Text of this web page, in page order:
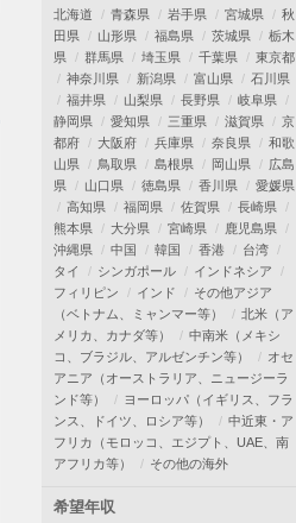
北海道 青森県 岩手県 宮城県
秋
田県
山形県 福島県 茨城県
栃木
県
群馬県 埼玉県 千葉県
東京都
神奈川県
新潟県 富山県
石川県
福井県
山梨県 長野県
岐阜県
静岡県
愛知県 三重県 滋賀県
京
都府
大阪府 兵庫県 奈良県
和歌
山県
鳥取県 島根県 岡山県
広島
県
山口県 徳島県 香川県
愛媛県
高知県
福岡県 佐賀県
長崎県
熊本県
大分県 宮崎県
鹿児島県
沖縄県
中国 韓国 香港
台湾
タイ
シンガポール
インドネシア
フィリピン
インド
その他アジア
（ベトナム、ミャンマー等）
北米（ア
メリカ、カナダ等）
中南米（メキシ
コ、ブラジル、アルゼンチン等）
オセ
アニア（オーストラリア、ニュージーラ
ンド等）
ヨーロッパ（イギリス、フラ
ンス、ドイツ、ロシア等）
中近東・ア
フリカ（モロッコ、エジプト、UAE、南
アフリカ等）
その他の海外
希望年収